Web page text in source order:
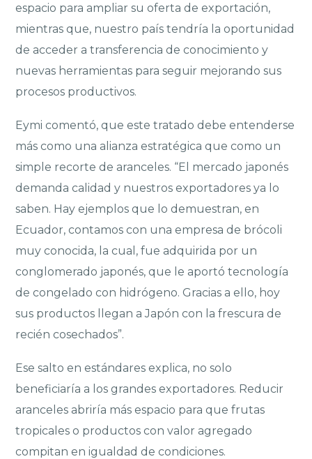
espacio para ampliar su oferta de exportación,
mientras que, nuestro país tendría la oportunidad
de acceder a transferencia de conocimiento y
nuevas herramientas para seguir mejorando sus
procesos productivos.
Eymi comentó, que este tratado debe entenderse
más como una alianza estratégica que como un
simple recorte de aranceles. “El mercado japonés
demanda calidad y nuestros exportadores ya lo
saben. Hay ejemplos que lo demuestran, en
Ecuador, contamos con una empresa de brócoli
muy conocida, la cual, fue adquirida por un
conglomerado japonés, que le aportó tecnología
de congelado con hidrógeno. Gracias a ello, hoy
sus productos llegan a Japón con la frescura de
recién cosechados”.
Ese salto en estándares explica, no solo
beneficiaría a los grandes exportadores. Reducir
aranceles abriría más espacio para que frutas
tropicales o productos con valor agregado
compitan en igualdad de condiciones.